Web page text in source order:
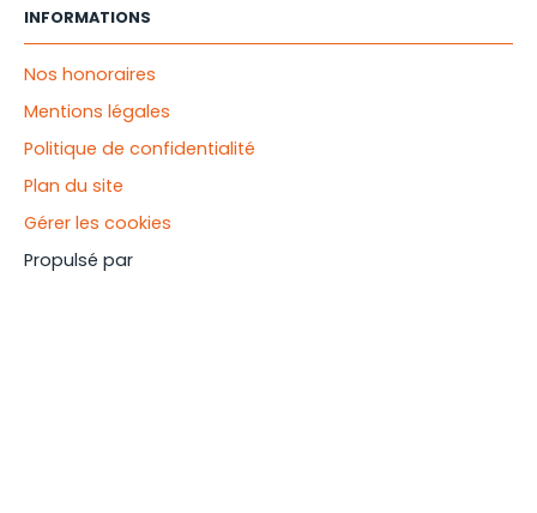
INFORMATIONS
Nos honoraires
Mentions légales
Politique de confidentialité
Plan du site
Gérer les cookies
Propulsé par